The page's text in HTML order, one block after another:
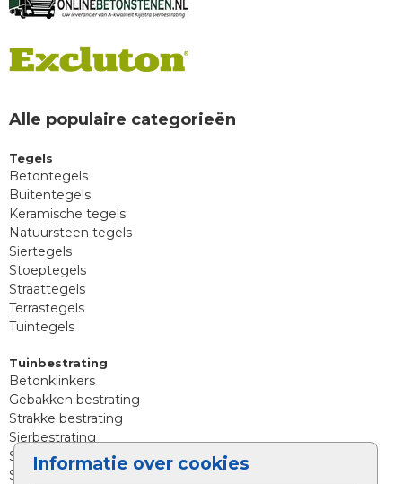
Informatie over cookies
Alle populaire categorieën
Tegels
Betontegels
Buitentegels
Keramische tegels
Natuursteen tegels
Siertegels
Stoeptegels
Straattegels
Terrastegels
Tuintegels
Tuinbestrating
Betonklinkers
Gebakken bestrating
Strakke bestrating
Sierbestrating
Straatklinkers
Straatstenen